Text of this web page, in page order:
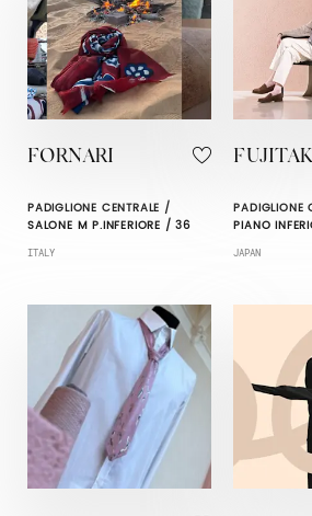
FORNARI
PADIGLIONE CENTRALE /
SALONE M P.INFERIORE / 36
ITALY
PADIGLIONE
PIANO
JAPAN